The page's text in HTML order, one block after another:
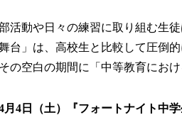
活動や日々の練習に取り組む生
台」は、高校生と比較して圧倒的
その空白の期間に「中等教育にお
月4日（土）『フォートナイト中